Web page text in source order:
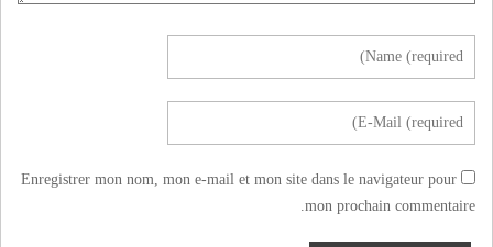
Enregistrer mon nom, mon e-mail et mon site dans le navigateur pour
mon prochain commentaire.